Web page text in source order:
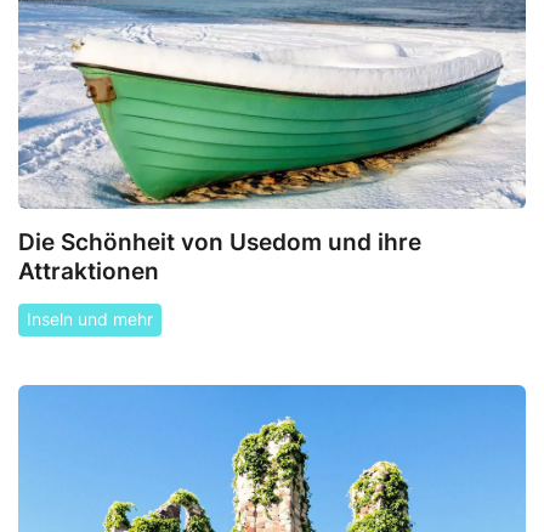
Die Schönheit von Usedom und ihre
Attraktionen
Inseln und mehr